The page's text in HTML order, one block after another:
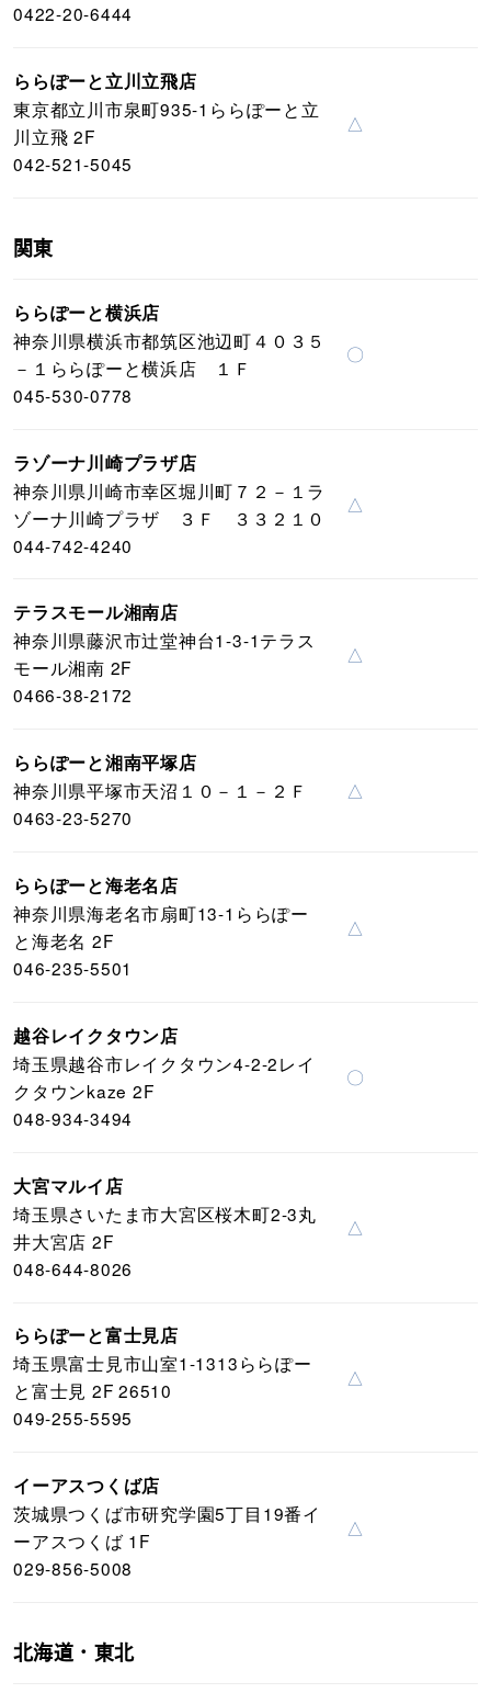
0422-20-6444
ららぽーと立川立飛店
東京都立川市泉町935-1ららぽーと立
川立飛 2F
042-521-5045
△
関東
ららぽーと横浜店
神奈川県横浜市都筑区池辺町４０３５
－１ららぽーと横浜店 １Ｆ
045-530-0778
〇
ラゾーナ川崎プラザ店
神奈川県川崎市幸区堀川町７２－１ラ
ゾーナ川崎プラザ ３Ｆ ３３２１０
044-742-4240
△
テラスモール湘南店
神奈川県藤沢市辻堂神台1-3-1テラス
モール湘南 2F
0466-38-2172
△
ららぽーと湘南平塚店
神奈川県平塚市天沼１０－１－２Ｆ
0463-23-5270
△
ららぽーと海老名店
神奈川県海老名市扇町13-1ららぽー
と海老名 2F
046-235-5501
△
越谷レイクタウン店
埼玉県越谷市レイクタウン4-2-2レイ
クタウンkaze 2F
048-934-3494
〇
大宮マルイ店
埼玉県さいたま市大宮区桜木町2-3丸
井大宮店 2F
048-644-8026
△
ららぽーと富士見店
埼玉県富士見市山室1-1313ららぽー
と富士見 2F 26510
049-255-5595
△
イーアスつくば店
茨城県つくば市研究学園5丁目19番イ
ーアスつくば 1F
029-856-5008
△
北海道・東北